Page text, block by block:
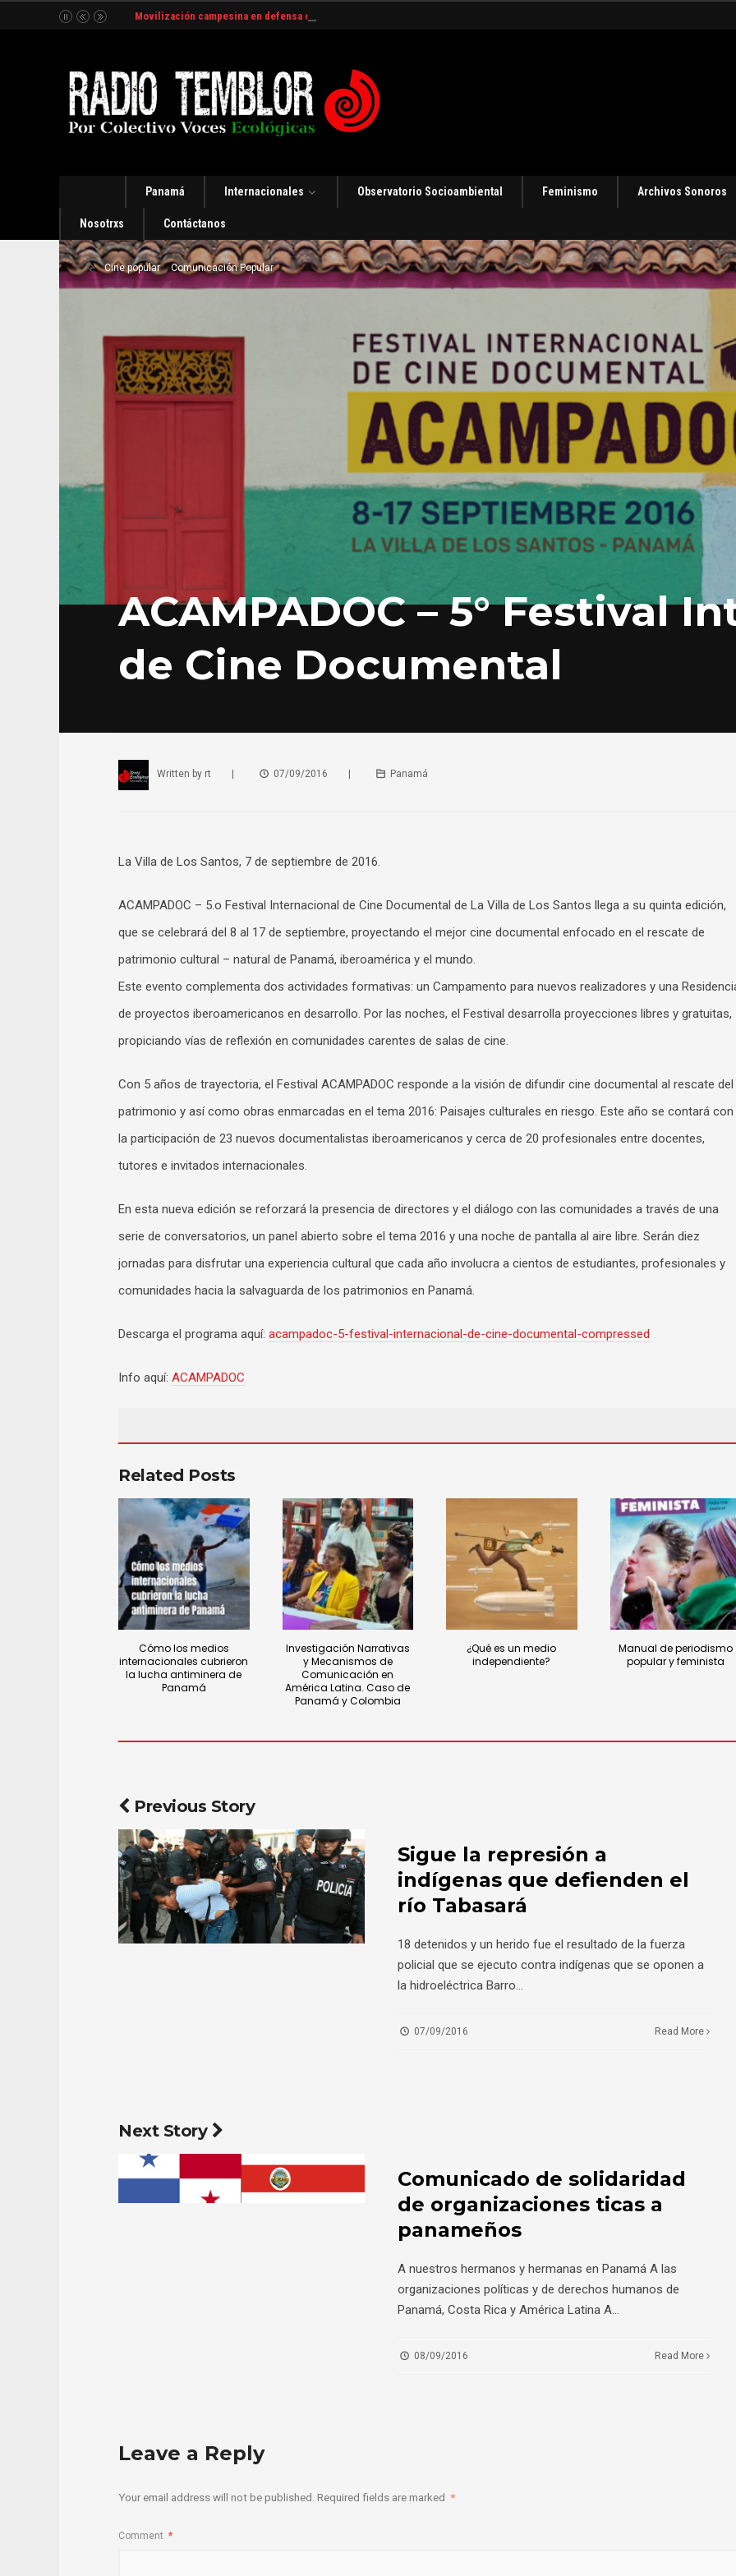
Movilización campesina en defensa del Río Indio en Panamá [Audio]
Panamá Internacionales Observatorio Socioambiental Feminismo Archivos Sonoros
Nosotrxs Contáctanos
Cine popular Comunicación Popular
ACAMPADOC – 5° Festival
de Cine Documental
Written by rt 07/09/2016 Panamá
La Villa de Los Santos, 7 de septiembre de 2016.
ACAMPADOC – 5.o Festival Internacional de Cine Documental de La Villa de Los Santos llega a su quinta edición,
que se celebrará del 8 al 17 de septiembre, proyectando el mejor cine documental enfocado en el rescate de
patrimonio cultural – natural de Panamá, iberoamérica y el mundo.
Este evento complementa dos actividades formativas: un Campamento para nuevos realizadores y una
de proyectos iberoamericanos en desarrollo. Por las noches, el Festival desarrolla proyecciones libres y gratuitas,
propiciando vías de reflexión en comunidades carentes de salas de cine.
Con 5 años de trayectoria, el Festival ACAMPADOC responde a la visión de difundir cine documental al rescate del
patrimonio y así como obras enmarcadas en el tema 2016: Paisajes culturales en riesgo. Este año se contará con
la participación de 23 nuevos documentalistas iberoamericanos y cerca de 20 profesionales entre docentes,
tutores e invitados internacionales.
En esta nueva edición se reforzará la presencia de directores y el diálogo con las comunidades a través de una
serie de conversatorios, un panel abierto sobre el tema 2016 y una noche de pantalla al aire libre. Serán diez
jornadas para disfrutar una experiencia cultural que cada año involucra a cientos de estudiantes, profesionales y
comunidades hacia la salvaguarda de los patrimonios en Panamá.
Descarga el programa aquí: acampadoc-5-festival-internacional-de-cine-documental-compressed
Info aquí: ACAMPADOC
Related Posts
Cómo los medios
internacionales cubrieron
la lucha antiminera de
Panamá
Investigación Narrativas
y Mecanismos de
Comunicación en
América Latina. Caso de
Panamá y Colombia
¿Qué es un medio
independiente?
Manual de periodismo
popular y feminista
Previous Story
Sigue la represión a
indígenas que defienden el
río Tabasará
18 detenidos y un herido fue el resultado de la fuerza
policial que se ejecuto contra indígenas que se oponen a
la hidroeléctrica Barro...
07/09/2016 Read More
Next Story
Comunicado de solidaridad
de organizaciones ticas a
panameños
A nuestros hermanos y hermanas en Panamá A las
organizaciones políticas y de derechos humanos de
Panamá, Costa Rica y América Latina A...
08/09/2016 Read More
Leave a Reply
Your email address will not be published. Required fields are marked *
Comment *